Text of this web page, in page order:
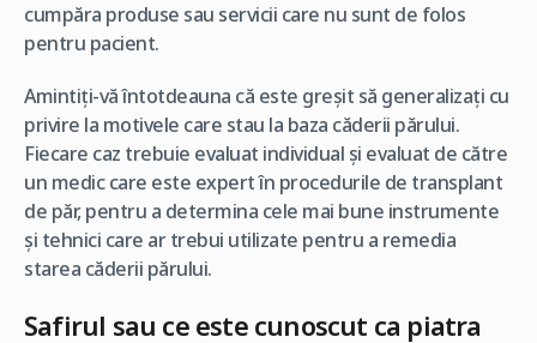
cumpăra produse sau servicii care nu sunt de folos
pentru pacient.
Amintiți-vă întotdeauna că este greșit să generalizați cu
privire la motivele care stau la baza căderii părului.
Fiecare caz trebuie evaluat individual și evaluat de către
un medic care este expert în procedurile de transplant
de păr, pentru a determina cele mai bune instrumente
și tehnici care ar trebui utilizate pentru a remedia
starea căderii părului.
Safirul sau ce este cunoscut ca piatra